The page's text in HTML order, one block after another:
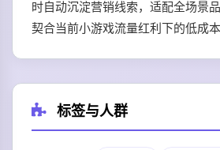
时自动沉淀营销线索，适配全场景
契合当前小游戏流量红利下的低成本
标签与人群